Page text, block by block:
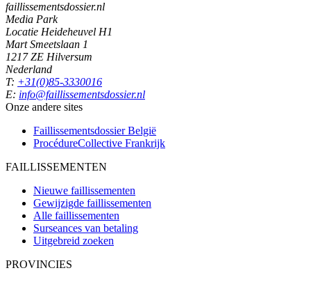
faillissementsdossier.nl
Media Park
Locatie Heideheuvel H1
Mart Smeetslaan 1
1217 ZE Hilversum
Nederland
T: +31(0)85-3330016
E: info@faillissementsdossier.nl
Onze andere sites
Faillissementsdossier België
ProcédureCollective Frankrijk
FAILLISSEMENTEN
Nieuwe faillissementen
Gewijzigde faillissementen
Alle faillissementen
Surseances van betaling
Uitgebreid zoeken
PROVINCIES